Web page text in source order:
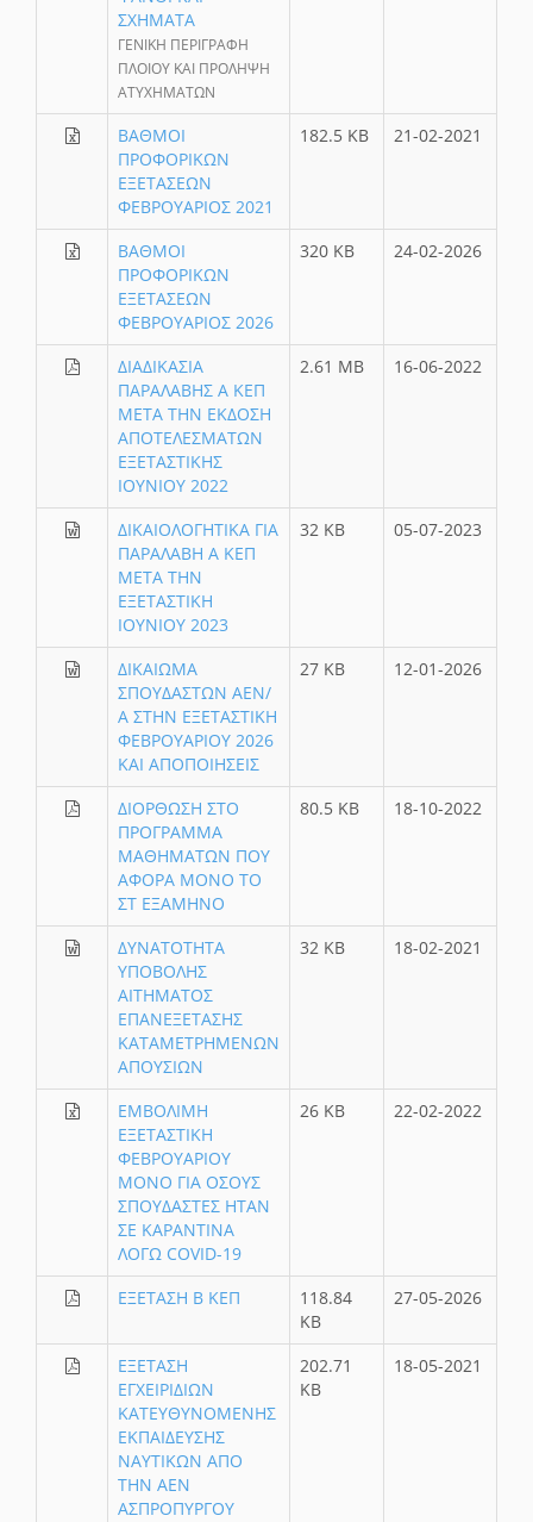
ΣΧΗΜΑΤΑ
ΓΕΝΙΚΗ ΠΕΡΙΓΡΑΦΗ
ΠΛΟΙΟΥ ΚΑΙ ΠΡΟΛΗΨΗ
ΑΤΥΧΗΜΑΤΩΝ
ΒΑΘΜΟΙ
ΠΡΟΦΟΡΙΚΩΝ
ΕΞΕΤΑΣΕΩΝ
ΦΕΒΡΟΥΑΡΙΟΣ 2021
182.5 KB 21-02-2021
ΒΑΘΜΟΙ
ΠΡΟΦΟΡΙΚΩΝ
ΕΞΕΤΑΣΕΩΝ
ΦΕΒΡΟΥΑΡΙΟΣ 2026
320 KB 24-02-2026
ΔΙΑΔΙΚΑΣΙΑ
ΠΑΡΑΛΑΒΗΣ Α ΚΕΠ
ΜΕΤΑ ΤΗΝ ΕΚΔΟΣΗ
ΑΠΟΤΕΛΕΣΜΑΤΩΝ
ΕΞΕΤΑΣΤΙΚΗΣ
ΙΟΥΝΙΟΥ 2022
2.61 MB 16-06-2022
ΔΙΚΑΙΟΛΟΓΗΤΙΚΑ ΓΙΑ
ΠΑΡΑΛΑΒΗ Α ΚΕΠ
ΜΕΤΑ ΤΗΝ
ΕΞΕΤΑΣΤΙΚΗ
ΙΟΥΝΙΟΥ 2023
32 KB 05-07-2023
ΔΙΚΑΙΩΜΑ
ΣΠΟΥΔΑΣΤΩΝ ΑΕΝ/
Α ΣΤΗΝ ΕΞΕΤΑΣΤΙΚΗ
ΦΕΒΡΟΥΑΡΙΟΥ 2026
ΚΑΙ ΑΠΟΠΟΙΗΣΕΙΣ
27 KB 12-01-2026
ΔΙΟΡΘΩΣΗ ΣΤΟ
ΠΡΟΓΡΑΜΜΑ
ΜΑΘΗΜΑΤΩΝ ΠΟΥ
ΑΦΟΡΑ ΜΟΝΟ ΤΟ
ΣΤ ΕΞΑΜΗΝΟ
80.5 KB 18-10-2022
ΔΥΝΑΤΟΤΗΤΑ
ΥΠΟΒΟΛΗΣ
ΑΙΤΗΜΑΤΟΣ
ΕΠΑΝΕΞΕΤΑΣΗΣ
ΚΑΤΑΜΕΤΡΗΜΕΝΩΝ
ΑΠΟΥΣΙΩΝ
32 KB 18-02-2021
ΕΜΒΟΛΙΜΗ
ΕΞΕΤΑΣΤΙΚΗ
ΦΕΒΡΟΥΑΡΙΟΥ
MONO ΓΙΑ ΟΣΟΥΣ
ΣΠΟΥΔΑΣΤΕΣ ΗΤΑΝ
ΣΕ ΚΑΡΑΝΤΙΝΑ
ΛΟΓΩ COVID-19
26 KB 22-02-2022
ΕΞΕΤΑΣΗ Β ΚΕΠ
118.84
KB
27-05-2026
ΕΞΕΤΑΣΗ
ΕΓΧΕΙΡΙΔΙΩΝ
ΚΑΤΕΥΘΥΝΟΜΕΝΗΣ
ΕΚΠΑΙΔΕΥΣΗΣ
ΝΑΥΤΙΚΩΝ ΑΠΟ
ΤΗΝ ΑΕΝ
ΑΣΠΡΟΠΥΡΓΟΥ
202.71
KB
18-05-2021